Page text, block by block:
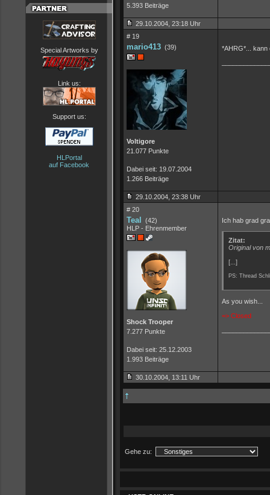
Special Artworks by
Link us:
Support us:
HLPortal
auf Facebook
5.393 Beiträge
29.10.2004, 23:18 Uhr
# 19
mario413 (39)
Voltigore
21.077 Punkte
Dabei seit: 19.07.2004
1.266 Beiträge
*AHRG*... kann
29.10.2004, 23:38 Uhr
# 20
Teal
(42)
HLP - Ehrenmember
Shock Trooper
7.277 Punkte
Dabei seit: 25.12.2003
1.993 Beiträge
Ich hab grad
Zitat:
Original von
[...]
PS: Thread
As you wish...
=> Closed
30.10.2004, 13:11 Uhr
Gehe zu: